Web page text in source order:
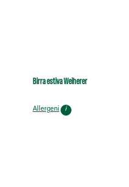
Birra estiva Weiherer
Allergeni i